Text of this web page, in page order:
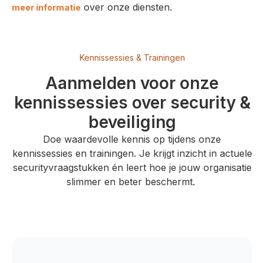
meer informatie over onze diensten.
Kennissessies & Trainingen
Aanmelden voor onze
kennissessies over security &
beveiliging
Doe waardevolle kennis op tijdens onze
kennissessies en trainingen. Je krijgt inzicht in actuele
securityvraagstukken én leert hoe je jouw organisatie
slimmer en beter beschermt.